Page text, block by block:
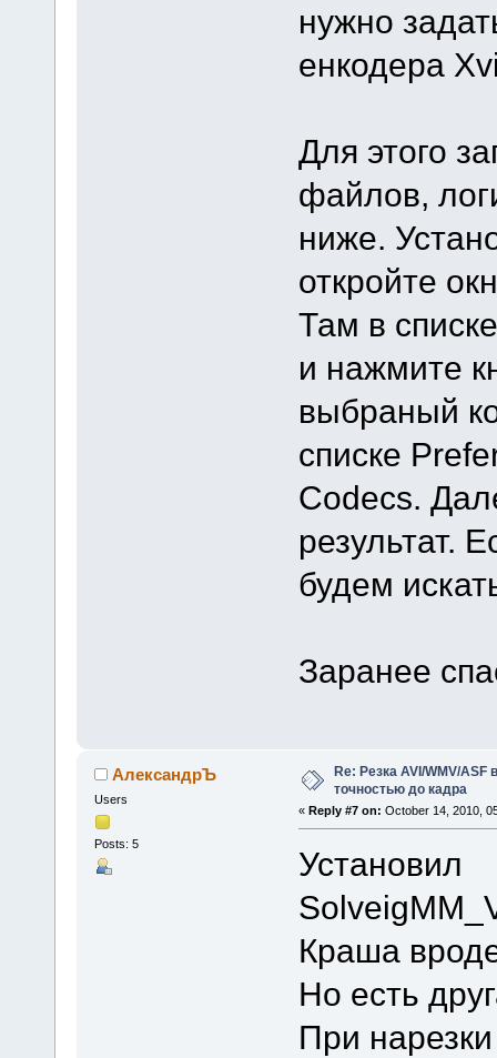
нужно
енкодера
Для этого
файлов,
ниже.
откройте
Там в
и нажмите
выбраный
списке
Codecs.
результат.
будем
Заранее
АлександрЪ
Users
Posts: 5
Re: Резка AVI/WMV/
точностью до кадра
« Reply #7 on: October 14, 2010,
Установил
Краша
Но есть
При